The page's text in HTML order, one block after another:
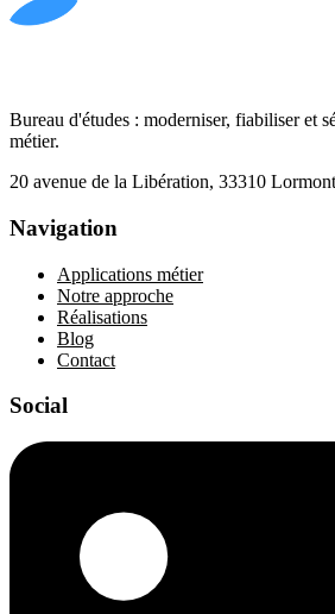
Bureau d'études : moderniser, fiabiliser et
métier.
20 avenue de la Libération, 33310 Lormont
Navigation
Applications métier
Notre approche
Réalisations
Blog
Contact
Social